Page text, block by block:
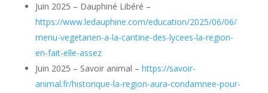
Juin 2025 – Dauphiné Libéré –
https://www.ledauphine.com/education/2025/06/06/
menu-vegetarien-a-la-cantine-des-lycees-la-region-
en-fait-elle-assez
Juin 2025 – Savoir animal – https://savoir-
animal.fr/historique-la-region-aura-condamnee-pour-